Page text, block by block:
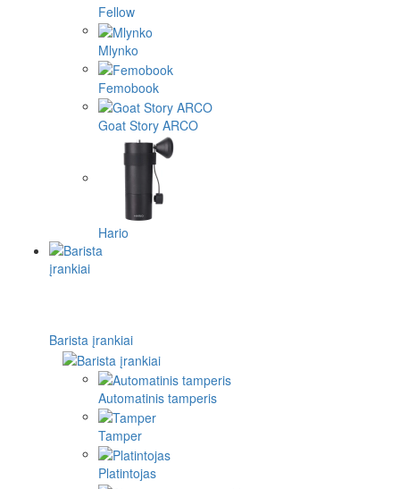
Fellow
Mlynko
Femobook
Goat Story ARCO
Hario
Barista įrankiai
Automatinis tamperis
Tamper
Platintojas